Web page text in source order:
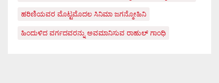
ಹರಿಣಿಯವರ ಮೊಟ್ಟಮೊದಲ ಸಿನಿಮಾ ಜಗನ್ಮೋಹಿನಿ
ಹಿಂದುಳಿದ ವರ್ಗದವರನ್ನು ಅವಮಾನಿಸುವ ರಾಹುಲ್ ಗಾಂಧಿ